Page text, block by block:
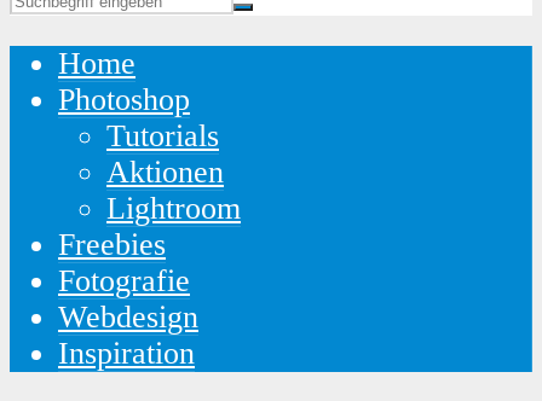
Home
Photoshop
Tutorials
Aktionen
Lightroom
Freebies
Fotografie
Webdesign
Inspiration